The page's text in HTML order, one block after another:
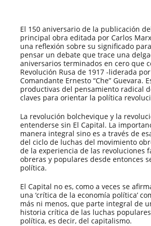
El 150 aniversario de la publicación
principal obra editada por Carlos
una reflexión sobre su significado
pensar un debate que trace una
aniversarios terminados en cero que
Revolución Rusa de 1917 -liderada
Comandante Ernesto “Che”
productivas del pensamiento radical
claves para orientar la política
La revolución bolchevique y la
entenderse sin El Capital. La
manera integral sino es a través de
del ciclo de luchas del movimiento
de la experiencia de las revoluciones
obreras y populares desde entonces
política.
El Capital no es, como a veces se
una ‘crítica de la economía política’
más ni menos, que parte integral de
historia crítica de las luchas
política, es decir, del capitalismo.